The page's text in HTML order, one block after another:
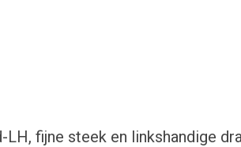
fijne steek en linkshandige